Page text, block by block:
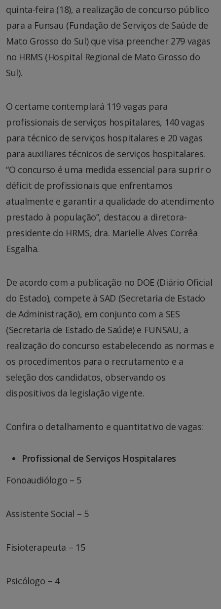
quinta-feira (18), a realização de concurso público
para a Funsau (Fundação de Serviços de Saúde de
Mato Grosso do Sul) que visa preencher 279 vagas
no HRMS (Hospital Regional de Mato Grosso do
Sul).
O certame contemplará 119 vagas para
profissionais de serviços hospitalares, 140 vagas
para técnico de serviços hospitalares e 20 vagas
para auxiliares técnicos de serviços hospitalares.
“O concurso é uma medida essencial para suprir o
déficit de profissionais que enfrentamos
atualmente e garantir a qualidade do atendimento
prestado à população”, destacou a diretora-
presidente do HRMS, dra. Marielle Alves Corrêa
Esgalha.
De acordo com a publicação no DOE (Diário Oficial
do Estado), compete à SAD (Secretaria de Estado
de Administração), em conjunto com a SES
(Secretaria de Estado de Saúde) e FUNSAU, a
realização do concurso estabelecendo as normas e
os procedimentos para o recrutamento e a
seleção dos candidatos, observando os
dispositivos da legislação vigente.
Confira o detalhamento e quantitativo de vagas:
Profissional de Serviços Hospitalares
Fonoaudiólogo – 5
Assistente Social – 5
Fisioterapeuta – 15
Psicólogo – 4